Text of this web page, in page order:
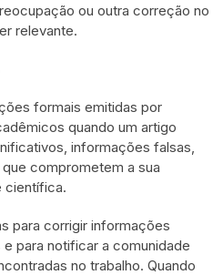
ou outra correção no
relevante.
formais emitidas por
quando um artigo
informações falsas,
comprometem a sua
científica.
para corrigir informações
para notificar a comunidade
no trabalho. Quando